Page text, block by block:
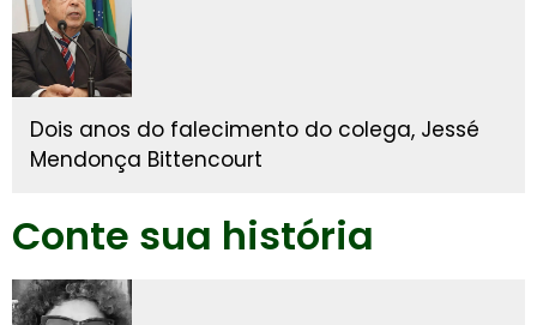
Dois anos do falecimento do colega, Jessé
Mendonça Bittencourt
Conte sua história